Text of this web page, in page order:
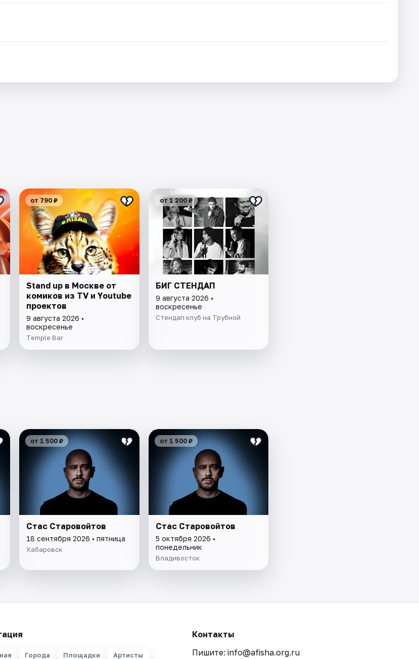
от 790 ₽
Stand up в Москве от
комиков из TV и Youtube
проектов
9 августа 2026 •
воскресенье
Temple Bar
от 1 200 ₽
БИГ СТЕНДАП
9 августа 2026 •
воскресенье
Стендап клуб на Трубной
от 1 500 ₽
Стас Старовойтов
18 сентября 2026 • пятница
Хабаровск
от 1 500 ₽
Стас Старовойтов
5 октября 2026 •
понедельник
Владивосток
Города Площадки Артисты
Контакты
Пишите: info@afisha.org.ru